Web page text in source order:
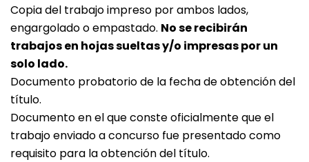
Copia del trabajo impreso por ambos lados,
engargolado o empastado. No se recibirán
trabajos en hojas sueltas y/o impresas por un
solo lado.
Documento probatorio de la fecha de obtención del
título.
Documento en el que conste oficialmente que el
trabajo enviado a concurso fue presentado como
requisito para la obtención del título.